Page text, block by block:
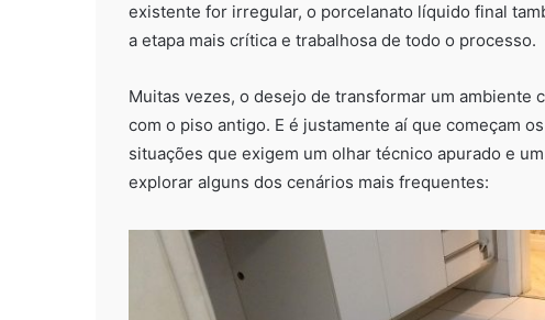
existente for irregular, o porcelanato líquido final
a etapa mais crítica e trabalhosa de todo o processo.
Muitas vezes, o desejo de transformar um ambiente
com o piso antigo. E é justamente aí que começam
situações que exigem um olhar técnico apurado e
explorar alguns dos cenários mais frequentes: